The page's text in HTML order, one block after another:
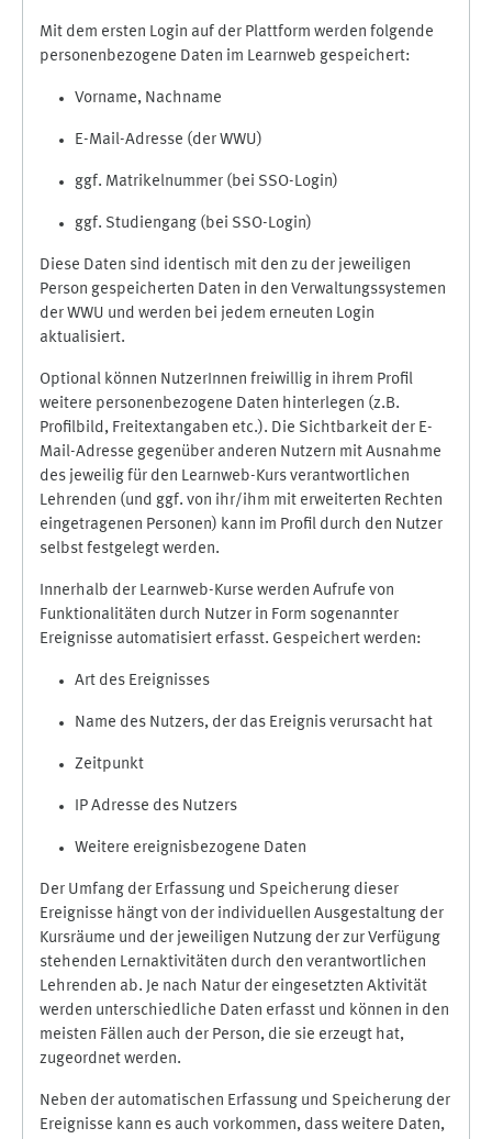
Mit dem ersten Login auf der Plattform werden folgende
personenbezogene Daten im Learnweb gespeichert:
Vorname, Nachname
E-Mail-Adresse (der WWU)
ggf. Matrikelnummer (bei SSO-Login)
ggf. Studiengang (bei SSO-Login)
Diese Daten sind identisch mit den zu der jeweiligen
Person gespeicherten Daten in den Verwaltungssystemen
der WWU und werden bei jedem erneuten Login
aktualisiert.
Optional können NutzerInnen freiwillig in ihrem Profil
weitere personenbezogene Daten hinterlegen (z.B.
Profilbild, Freitextangaben etc.). Die Sichtbarkeit der E-
Mail-Adresse gegenüber anderen Nutzern mit Ausnahme
des jeweilig für den Learnweb-Kurs verantwortlichen
Lehrenden (und ggf. von ihr/ihm mit erweiterten Rechten
eingetragenen Personen) kann im Profil durch den Nutzer
selbst festgelegt werden.
Innerhalb der Learnweb-Kurse werden Aufrufe von
Funktionalitäten durch Nutzer in Form sogenannter
Ereignisse automatisiert erfasst. Gespeichert werden:
Art des Ereignisses
Name des Nutzers, der das Ereignis verursacht hat
Zeitpunkt
IP Adresse des Nutzers
Weitere ereignisbezogene Daten
Der Umfang der Erfassung und Speicherung dieser
Ereignisse hängt von der individuellen Ausgestaltung der
Kursräume und der jeweiligen Nutzung der zur Verfügung
stehenden Lernaktivitäten durch den verantwortlichen
Lehrenden ab. Je nach Natur der eingesetzten Aktivität
werden unterschiedliche Daten erfasst und können in den
meisten Fällen auch der Person, die sie erzeugt hat,
zugeordnet werden.
Neben der automatischen Erfassung und Speicherung der
Ereignisse kann es auch vorkommen, dass weitere Daten,